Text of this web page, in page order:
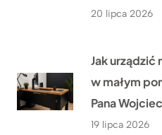
20 lipca 2026
Jak urządzić
w małym
Pana
19 lipca 2026